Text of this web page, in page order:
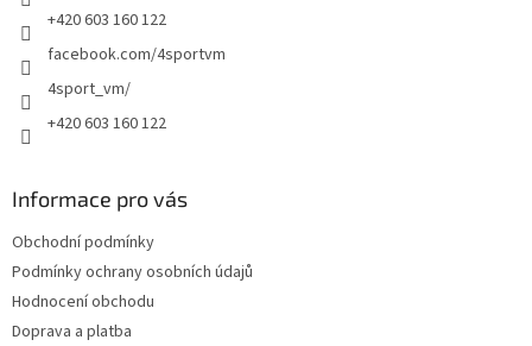
+420 603 160 122
facebook.com/4sportvm
4sport_vm/
+420 603 160 122
Informace pro vás
Obchodní podmínky
Podmínky ochrany osobních údajů
Hodnocení obchodu
Doprava a platba